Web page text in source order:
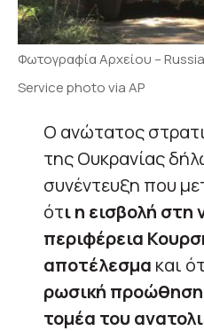
Φωτογραφία Αρχείου –
Service photo via AP
Ο ανώτατος
της Ουκρανίας
συνέντευξη που
ότι η εισβολή στη
περιφέρεια
αποτέλεσμα και
ρωσική προώθηση
τομέα του